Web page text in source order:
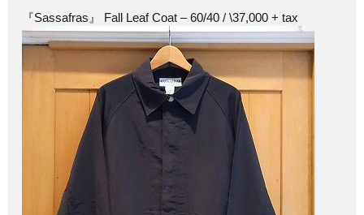
『Sassafras』 Fall Leaf Coat – 60/40 / \37,000 + tax